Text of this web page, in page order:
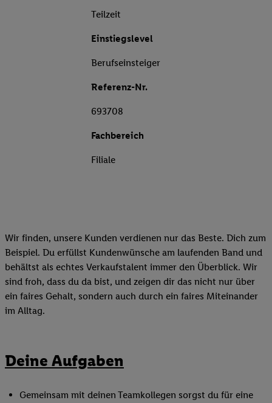
Teilzeit
Einstiegslevel
Berufseinsteiger
Referenz-Nr.
693708
Fachbereich
Filiale
Wir finden, unsere Kunden verdienen nur das Beste. Dich zum
Beispiel. Du erfüllst Kundenwünsche am laufenden Band und
behältst als echtes Verkaufstalent immer den Überblick. Wir
sind froh, dass du da bist, und zeigen dir das nicht nur über
ein faires Gehalt, sondern auch durch ein faires Miteinander
im Alltag.
Deine Aufgaben
Gemeinsam mit deinen Teamkollegen sorgst du für eine